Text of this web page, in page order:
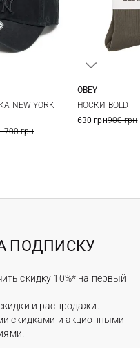
NEW YORK
700 грн
OBEY
НОСКИ BOLD
630 грн900 грн
ПОДПИСКУ
скидку 10%* на первый
и распродажи.
скидками и акционными